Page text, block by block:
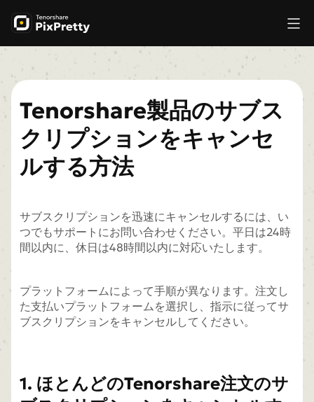
Tenorshare製品のサブス
クリプションをキャンセ
ルする方法
サブスクリプションを迅速にキャンセルするには、い
つでもサポートにお問い合わせください。平日は24時
間以内に、休日は48時間以内に対応いたします。
プラットフォームによって手順が異なります。注文し
た支払いプラットフォームを選択し、指示に従ってサ
ブスクリプションをキャンセルしてください。
1. ほとんどのTenorshare注文のサ